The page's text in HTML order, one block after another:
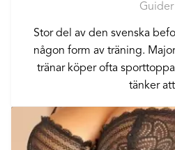
Guider
Stor del av den svenska
någon form av träning.
tränar köper ofta
tänker